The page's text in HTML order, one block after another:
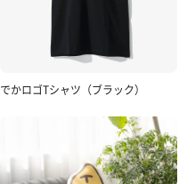
でかロゴTシャツ（ブラック）